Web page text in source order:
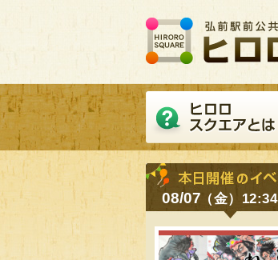
08/07（金）12:34